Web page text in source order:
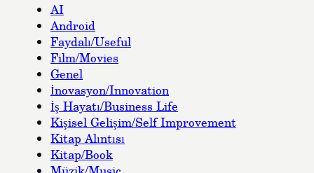
AI
Android
Faydalı/Useful
Film/Movies
Genel
İnovasyon/Innovation
İş Hayatı/Business Life
Kişisel Gelişim/Self Improvement
Kitap Alıntısı
Kitap/Book